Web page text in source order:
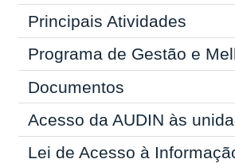
Principais Atividades
Programa de Gestão e
Documentos
Acesso da AUDIN às
Lei de Acesso à